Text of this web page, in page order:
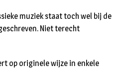
muziek staat toch wel bij de
Niet terecht
op originele wijze in enkele